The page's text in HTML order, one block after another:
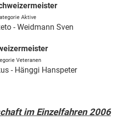
Aktive
- Weidmann Sven
Veteranen
- Hänggi Hanspeter
im Einzelfahren 2006